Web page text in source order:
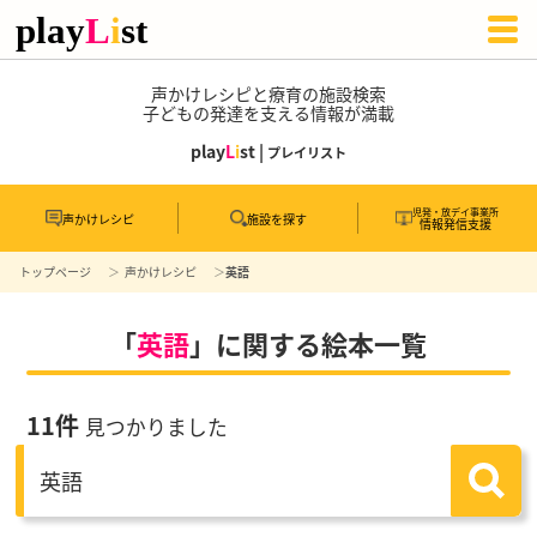
声かけレシピと療育の施設検索
子どもの発達を支える情報が満載
playList | プレイリスト
声かけレシピ 施設を探す 児発・放デイ事業所
情報発信支援
トップページ 声かけレシピ 英語
「英語」に関する絵本一覧
11件 見つかりました